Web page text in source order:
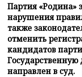
Партия «Родина»
нарушения
также
отменить
кандидатов
направлен в суд.